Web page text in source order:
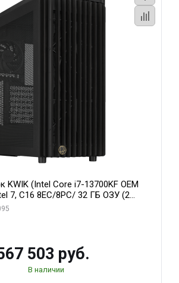
KWIK (Intel Core i7-13700KF OEM
7, C16 8EC/8PC/ 32 ГБ ОЗУ (2
24GB GDDR6X 384-Bit 3xDP
503 руб.
В наличии